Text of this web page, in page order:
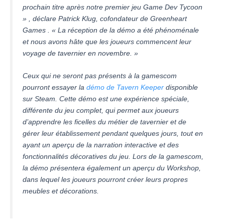
prochain titre après notre premier jeu Game Dev Tycoon
» , déclare Patrick Klug, cofondateur de Greenheart
Games . « La réception de la démo a été phénoménale
et nous avons hâte que les joueurs commencent leur
voyage de tavernier en novembre. »
Ceux qui ne seront pas présents à la gamescom
pourront essayer la démo de Tavern Keeper disponible
sur Steam. Cette démo est une expérience spéciale,
différente du jeu complet, qui permet aux joueurs
d’apprendre les ficelles du métier de tavernier et de
gérer leur établissement pendant quelques jours, tout en
ayant un aperçu de la narration interactive et des
fonctionnalités décoratives du jeu. Lors de la gamescom,
la démo présentera également un aperçu du Workshop,
dans lequel les joueurs pourront créer leurs propres
meubles et décorations.